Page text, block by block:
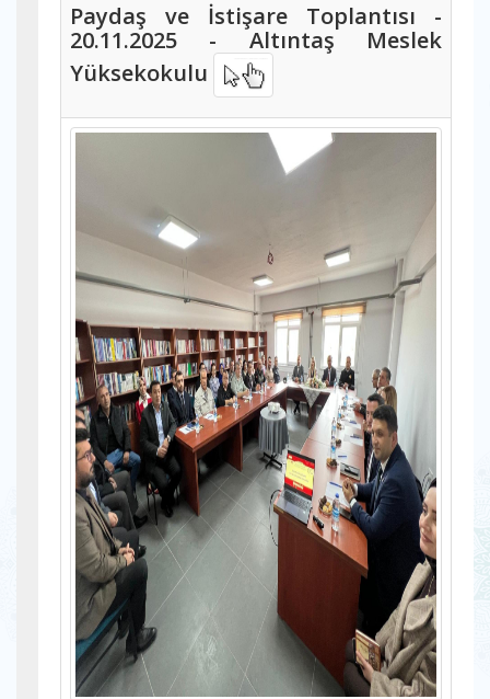
Paydaş ve İstişare Toplantısı -
20.11.2025 - Altıntaş Meslek
Yüksekokulu